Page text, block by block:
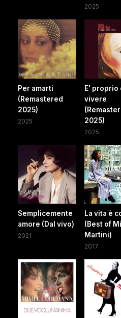
2025
Per amarti
(Remastered
2025)
2025
E' proprio
vivere
2025)
2025
Semplicemente
amore (Dal vivo)
2021
La vita è
(Best of
Martini)
2017